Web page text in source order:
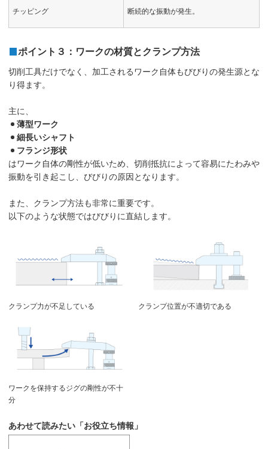
チッピング 断続的な振動が発生。
ポイント３：ワークの材質とクランプ方法
切削工具だけでなく、加工されるワーク自体もびびりの発生源とな
り得ます。
主に、
薄型ワーク
細長いシャフト
フランジ形状
はワーク自体の剛性が低いため、切削抵抗によって容易にたわみや
振動を引き起こし、びびりの原因となります。
また、クランプ方法も非常に重要です。
以下のような状態ではびびりに直結します。
クランプ力が不足している クランプ位置が不適切である
ワークを保持するジグの剛性が不十
分
あわせて読みたい「お役立ち情報」